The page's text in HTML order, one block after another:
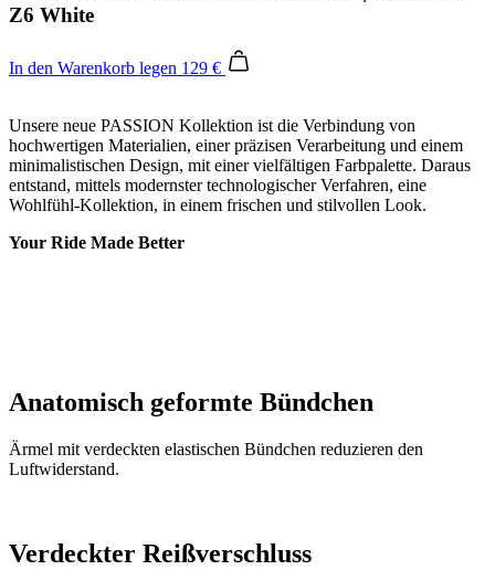
Z6 White
In den Warenkorb legen 129 €
Unsere neue PASSION Kollektion ist die Verbindung von
hochwertigen Materialien, einer präzisen Verarbeitung und einem
minimalistischen Design, mit einer vielfältigen Farbpalette. Daraus
entstand, mittels modernster technologischer Verfahren, eine
Wohlfühl-Kollektion, in einem frischen und stilvollen Look.
Your Ride Made Better
Anatomisch geformte Bündchen
Ärmel mit verdeckten elastischen Bündchen reduzieren den
Luftwiderstand.
Verdeckter Reißverschluss